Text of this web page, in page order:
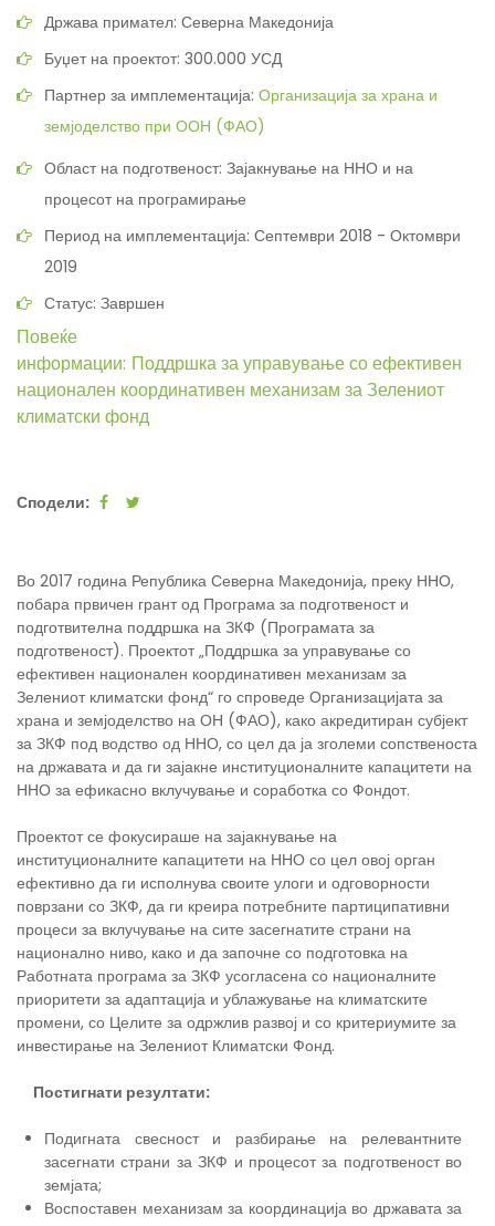
Држава примател: Северна Македонија
Буџет на проектот: 300.000 УСД
Партнер за имплементација: Организација за храна и
земјоделство при ООН (ФАО)
Област на подготвеност: Зајакнување на ННО и на
процесот на програмирање
Период на имплементација: Септември 2018 - Октомври
2019
Статус: Завршен
Повеќе
информации: Поддршка за управување со ефективен
национален координативен механизам за Зелениот
климатски фонд
Сподели:
Во 2017 година Република Северна Македонија, преку ННО,
побара првичен грант од Програма за подготвеност и
подготвителна поддршка на ЗКФ (Програмата за
подготвеност). Проектот „Поддршка за управување со
ефективен национален координативен механизам за
Зелениот климатски фонд“ го спроведе Организацијата за
храна и земјоделство на ОН (ФАО), како акредитиран субјект
за ЗКФ под водство од ННО, со цел да ја зголеми сопственоста
на државата и да ги зајакне институционалните капацитети на
ННО за ефикасно вклучување и соработка со Фондот.
Проектот се фокусираше на зајакнување на
институционалните капацитети на ННО со цел овој орган
ефективно да ги исполнува своите улоги и одговорности
поврзани со ЗКФ, да ги креира потребните партиципативни
процеси за вклучување на сите засегнатите страни на
национално ниво, како и да започне со подготовка на
Работната програма за ЗКФ усогласена со националните
приоритети за адаптација и ублажување на климатските
промени, со Целите за одржлив развој и со критериумите за
инвестирање на Зелениот Климатски Фонд.
Постигнати резултати:
Подигната свесност и разбирање на релевантните
засегнати страни за ЗКФ и процесот за подготвеност во
земјата;
Воспоставен механизам за координација во државата за